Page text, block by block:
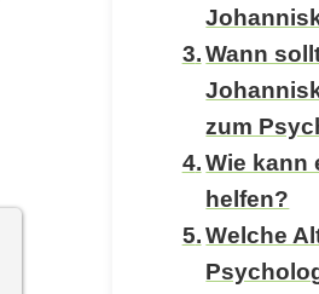
Wann
zum
Wie kann
helfen?
Welche